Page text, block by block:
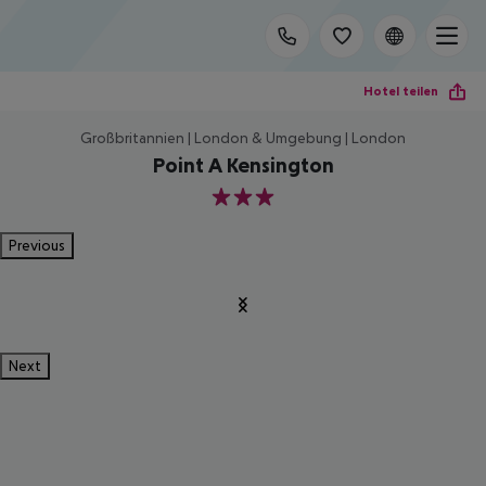
Hotel teilen
Großbritannien | London & Umgebung | London
Point A Kensington
3
Previous
Next